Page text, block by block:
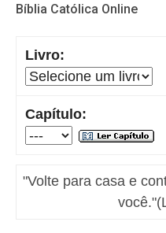
Bíblia Católica Online
Livro:
Capítulo:
"Volte para casa e